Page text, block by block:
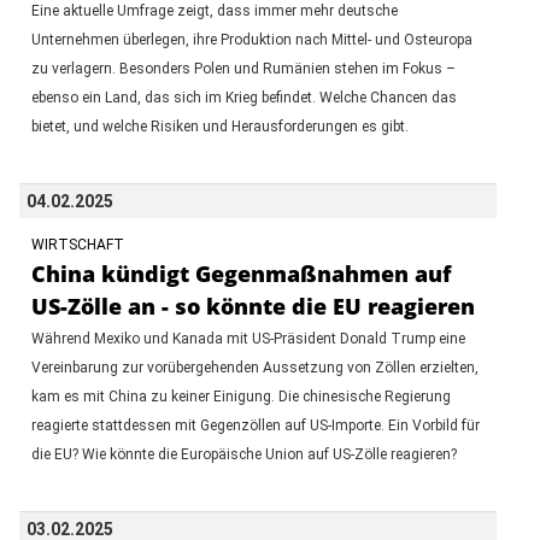
Eine aktuelle Umfrage zeigt, dass immer mehr deutsche
Unternehmen überlegen, ihre Produktion nach Mittel- und Osteuropa
zu verlagern. Besonders Polen und Rumänien stehen im Fokus –
ebenso ein Land, das sich im Krieg befindet. Welche Chancen das
bietet, und welche Risiken und Herausforderungen es gibt.
04.02.2025
WIRTSCHAFT
China kündigt Gegenmaßnahmen auf
US-Zölle an - so könnte die EU reagieren
Während Mexiko und Kanada mit US-Präsident Donald Trump eine
Vereinbarung zur vorübergehenden Aussetzung von Zöllen erzielten,
kam es mit China zu keiner Einigung. Die chinesische Regierung
reagierte stattdessen mit Gegenzöllen auf US-Importe. Ein Vorbild für
die EU? Wie könnte die Europäische Union auf US-Zölle reagieren?
03.02.2025